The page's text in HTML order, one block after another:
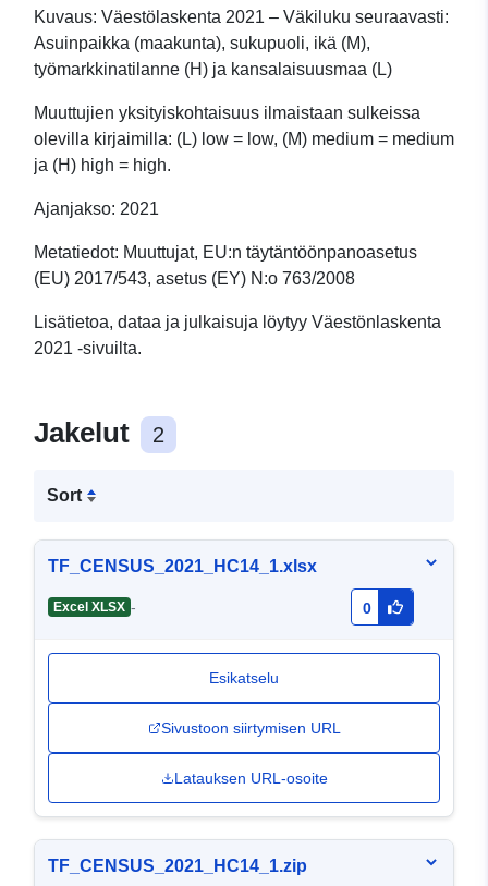
Kuvaus: Väestölaskenta 2021 – Väkiluku seuraavasti:
Asuinpaikka (maakunta), sukupuoli, ikä (M),
työmarkkinatilanne (H) ja kansalaisuusmaa (L)
Muuttujien yksityiskohtaisuus ilmaistaan sulkeissa
olevilla kirjaimilla: (L) low = low, (M) medium = medium
ja (H) high = high.
Ajanjakso: 2021
Metatiedot: Muuttujat, EU:n täytäntöönpanoasetus
(EU) 2017/543, asetus (EY) N:o 763/2008
Lisätietoa, dataa ja julkaisuja löytyy Väestönlaskenta
2021 -sivuilta.
Jakelut 2
Sort
TF_CENSUS_2021_HC14_1.xlsx
Excel XLSX - 0
Esikatselu
Sivustoon siirtymisen URL
Latauksen URL-osoite
TF_CENSUS_2021_HC14_1.zip